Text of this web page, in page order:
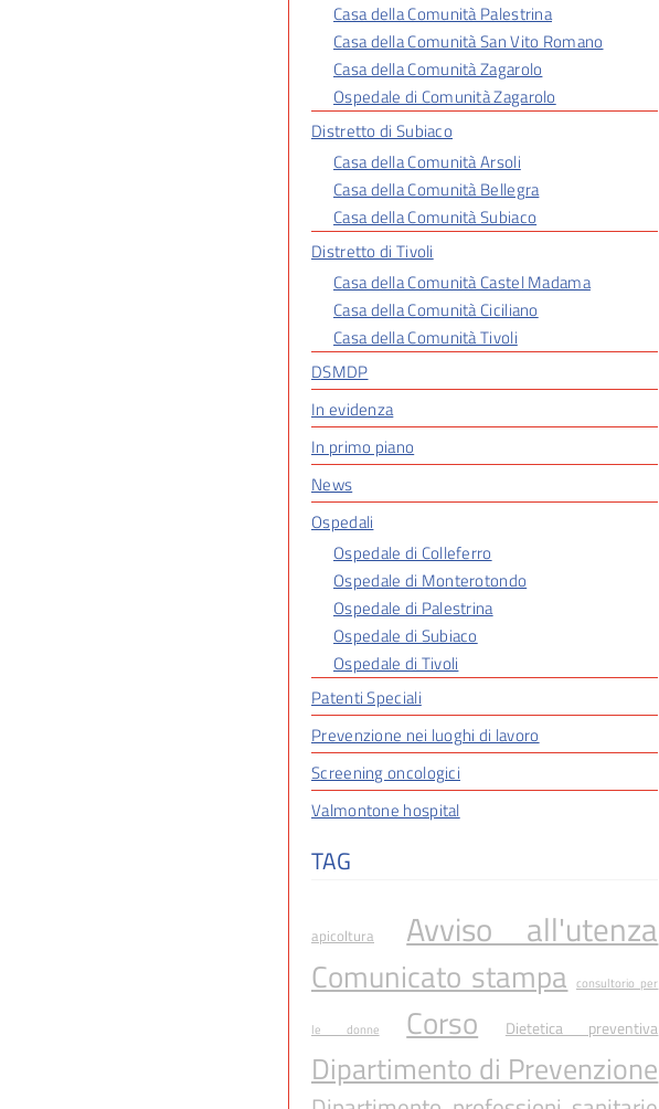
Casa della Comunità Palestrina
Casa della Comunità San Vito Romano
Casa della Comunità Zagarolo
Ospedale di Comunità Zagarolo
Distretto di Subiaco
Casa della Comunità Arsoli
Casa della Comunità Bellegra
Casa della Comunità Subiaco
Distretto di Tivoli
Casa della Comunità Castel Madama
Casa della Comunità Ciciliano
Casa della Comunità Tivoli
DSMDP
In evidenza
In primo piano
News
Ospedali
Ospedale di Colleferro
Ospedale di Monterotondo
Ospedale di Palestrina
Ospedale di Subiaco
Ospedale di Tivoli
Patenti Speciali
Prevenzione nei luoghi di lavoro
Screening oncologici
Valmontone hospital
TAG
apicoltura Avviso all'utenza
Comunicato stampa consultorio per
le donne Corso Dietetica preventiva
Dipartimento di Prevenzione